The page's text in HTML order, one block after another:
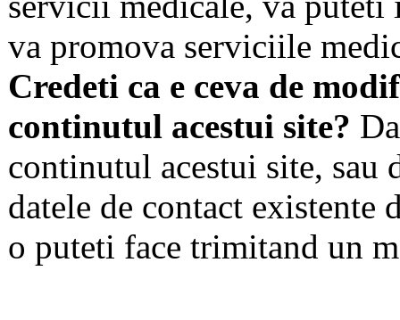
va promova serviciile
Credeti ca e ceva de
continutul acestui site?
continutul acestui site, sau
datele de contact existente
o puteti face trimitand un